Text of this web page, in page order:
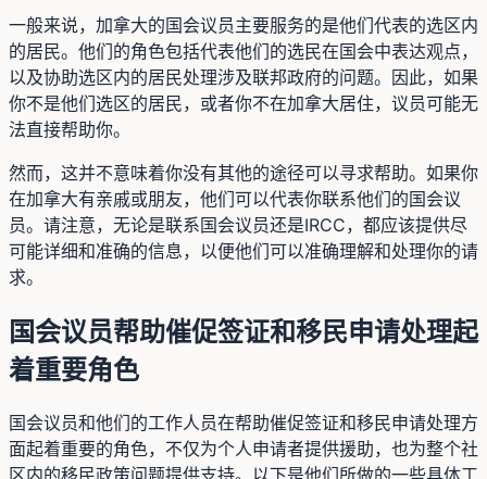
一般来说，加拿大的国会议员主要服务的是他们代表的选区内
的居民。他们的角色包括代表他们的选民在国会中表达观点，
以及协助选区内的居民处理涉及联邦政府的问题。因此，如果
你不是他们选区的居民，或者你不在加拿大居住，议员可能无
法直接帮助你。
然而，这并不意味着你没有其他的途径可以寻求帮助。如果你
在加拿大有亲戚或朋友，他们可以代表你联系他们的国会议
员。请注意，无论是联系国会议员还是IRCC，都应该提供尽
可能详细和准确的信息，以便他们可以准确理解和处理你的请
求。
国会议员帮助催促签证和移民申请处理起
着重要角色
国会议员和他们的工作人员在帮助催促签证和移民申请处理方
面起着重要的角色，不仅为个人申请者提供援助，也为整个社
区内的移民政策问题提供支持。以下是他们所做的一些具体工